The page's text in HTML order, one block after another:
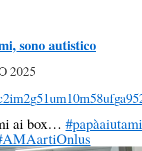
sono autistico
2025
2im2g51um10m58ufga95
ai box…